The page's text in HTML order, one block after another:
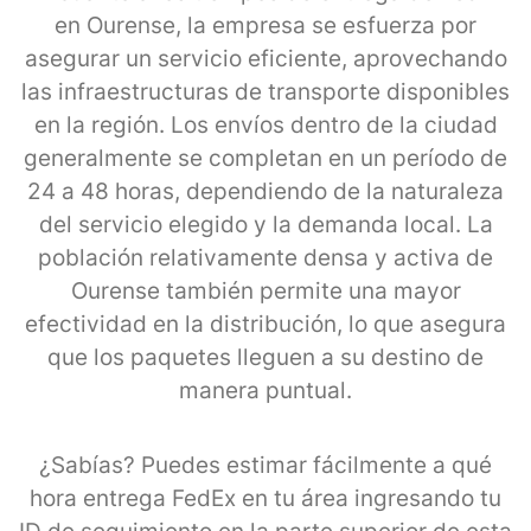
en Ourense, la empresa se esfuerza por
asegurar un servicio eficiente, aprovechando
las infraestructuras de transporte disponibles
en la región. Los envíos dentro de la ciudad
generalmente se completan en un período de
24 a 48 horas, dependiendo de la naturaleza
del servicio elegido y la demanda local. La
población relativamente densa y activa de
Ourense también permite una mayor
efectividad en la distribución, lo que asegura
que los paquetes lleguen a su destino de
manera puntual.
¿Sabías? Puedes estimar fácilmente a qué
hora entrega FedEx en tu área ingresando tu